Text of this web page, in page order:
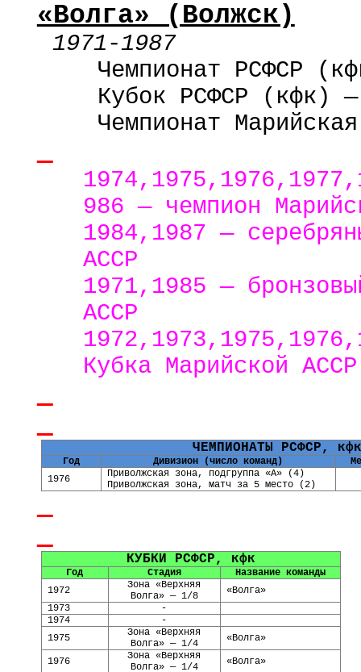
«Волга» (Волжск)
1971-1987
Чемпионат РСФСР
Кубок РСФСР (кфк)
Чемпионат
986 — чемпион
1984,1987 —
АССР
1971,1985 —
АССР
Кубка Марийской АССР
ЧЕМПИОНАТЫ РСФСР,
Год Дивизион (число команд)
1976
Приволжская зона, подгруппа «А» (4)
Приволжская зона, матч за 5 место (2)
КУБКИ РСФСР, кфк
Год Стадия
Название команды
1972
Зона «Верхняя
Волга» — 1/8
«Волга»
1973
-
1974
-
1975
Зона «Верхняя
Волга» — 1/4
«Волга»
1976
Зона «Верхняя
Волга» — 1/4
«Волга»